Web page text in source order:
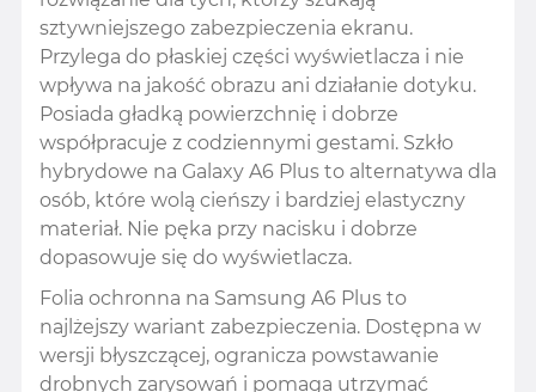
sztywniejszego zabezpieczenia ekranu.
Przylega do płaskiej części wyświetlacza i nie
wpływa na jakość obrazu ani działanie dotyku.
Posiada gładką powierzchnię i dobrze
współpracuje z codziennymi gestami. Szkło
hybrydowe na Galaxy A6 Plus to alternatywa dla
osób, które wolą cieńszy i bardziej elastyczny
materiał. Nie pęka przy nacisku i dobrze
dopasowuje się do wyświetlacza.
Folia ochronna na Samsung A6 Plus to
najlżejszy wariant zabezpieczenia. Dostępna w
wersji błyszczącej, ogranicza powstawanie
drobnych zarysowań i pomaga utrzymać